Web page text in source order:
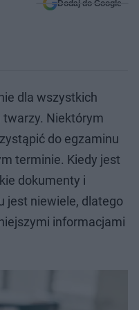
Dodaj do Google
dla wszystkich
twarzy. Niektórym
do egzaminu
terminie. Kiedy jest
dokumenty i
jest niewiele, dlatego
informacjami